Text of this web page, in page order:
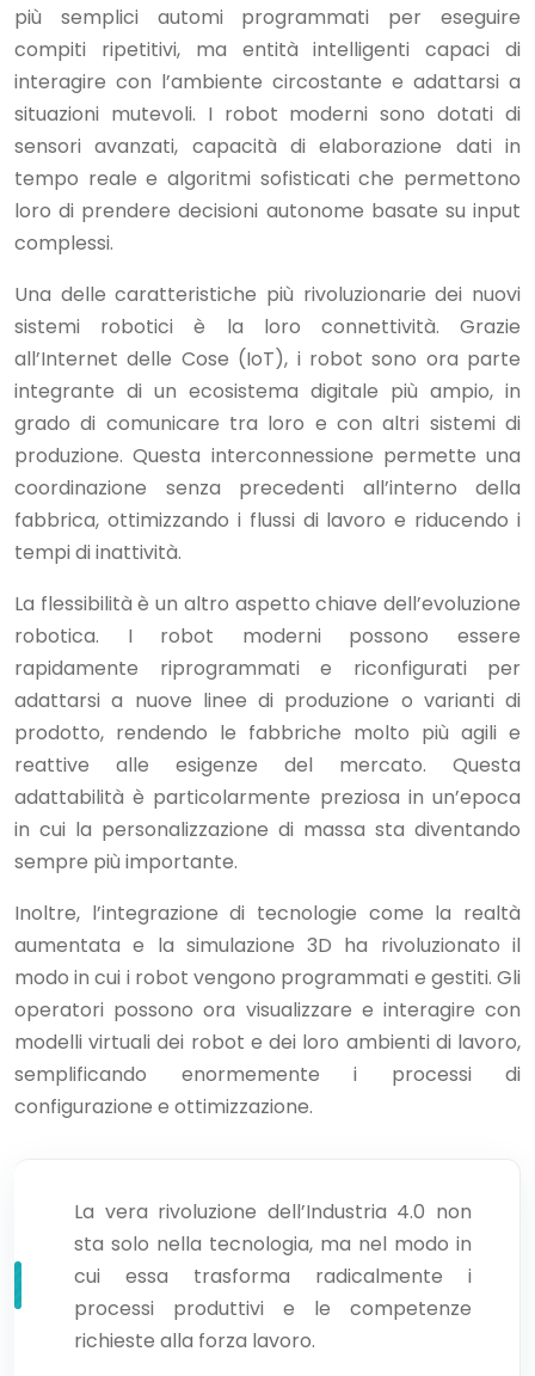
più semplici automi programmati per eseguire
compiti ripetitivi, ma entità intelligenti capaci di
interagire con l’ambiente circostante e adattarsi a
situazioni mutevoli. I robot moderni sono dotati di
sensori avanzati, capacità di elaborazione dati in
tempo reale e algoritmi sofisticati che permettono
loro di prendere decisioni autonome basate su input
complessi.
Una delle caratteristiche più rivoluzionarie dei nuovi
sistemi robotici è la loro connettività. Grazie
all’Internet delle Cose (IoT), i robot sono ora parte
integrante di un ecosistema digitale più ampio, in
grado di comunicare tra loro e con altri sistemi di
produzione. Questa interconnessione permette una
coordinazione senza precedenti all’interno della
fabbrica, ottimizzando i flussi di lavoro e riducendo i
tempi di inattività.
La flessibilità è un altro aspetto chiave dell’evoluzione
robotica. I robot moderni possono essere
rapidamente riprogrammati e riconfigurati per
adattarsi a nuove linee di produzione o varianti di
prodotto, rendendo le fabbriche molto più agili e
reattive alle esigenze del mercato. Questa
adattabilità è particolarmente preziosa in un’epoca
in cui la personalizzazione di massa sta diventando
sempre più importante.
Inoltre, l’integrazione di tecnologie come la realtà
aumentata e la simulazione 3D ha rivoluzionato il
modo in cui i robot vengono programmati e gestiti. Gli
operatori possono ora visualizzare e interagire con
modelli virtuali dei robot e dei loro ambienti di lavoro,
semplificando enormemente i processi di
configurazione e ottimizzazione.
La vera rivoluzione dell’Industria 4.0 non
sta solo nella tecnologia, ma nel modo in
cui essa trasforma radicalmente i
processi produttivi e le competenze
richieste alla forza lavoro.